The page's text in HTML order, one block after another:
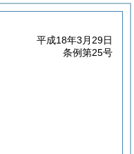
平成18年3月29日
条例第25号